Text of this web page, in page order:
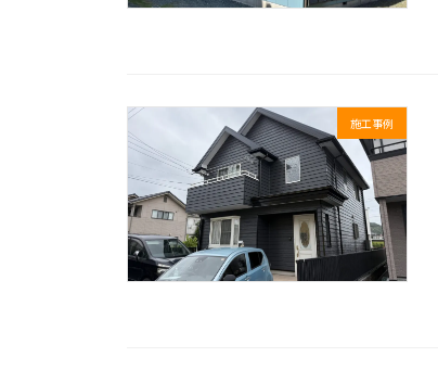
施工事例